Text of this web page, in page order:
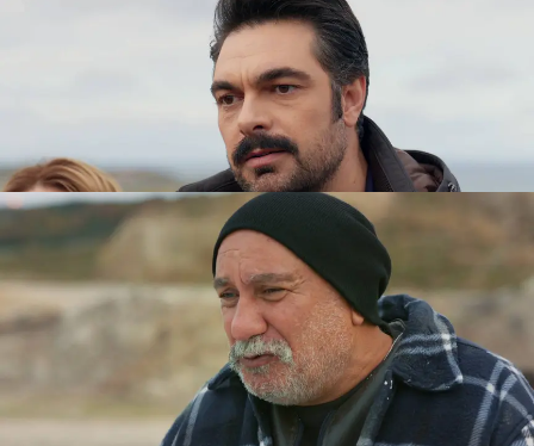
Pero el escándalo no termina ahí. Cuando Melih y
Arzu llegan al evento, Nur les presenta a Güzide
y a Neco. Él, aprovechando la distracción,
sustrae el valioso reloj del padre de Ceren.
amante de Mali se percata del robo y sabe que,
cuando el empresario lo descubra, estallará en
cólera.
Y la guinda del pastel la pone
Civan, que se
presenta en la fiesta en estado de embriaguez.
Su comportamientoavergüenza
profundamente a Ela y a Neco,que, indignados,
deciden abandonar el evento.
» Leyla » Mejores momentos